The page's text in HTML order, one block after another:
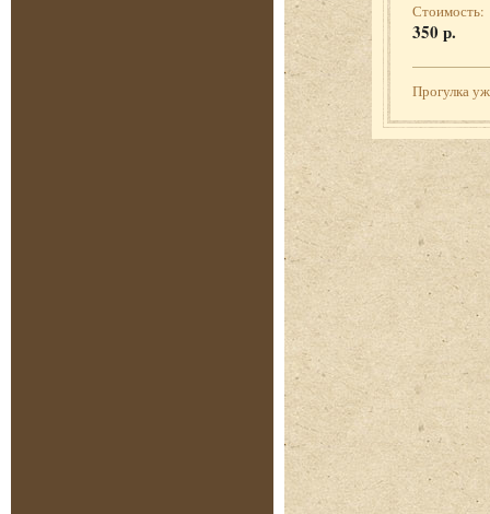
Стоимость:
350 р.
Прогулка